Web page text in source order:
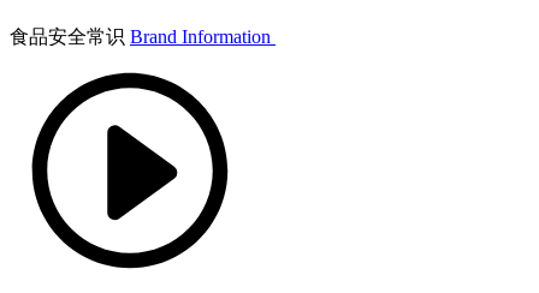
食品安全常识 Brand Information